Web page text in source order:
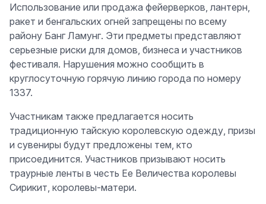
Использование или продажа фейерверков, лантерн,
ракет и бенгальских огней запрещены по всему
району Банг Ламунг. Эти предметы представляют
серьезные риски для домов, бизнеса и участников
фестиваля. Нарушения можно сообщить в
круглосуточную горячую линию города по номеру
1337.
Участникам также предлагается носить
традиционную тайскую королевскую одежду, призы
и сувениры будут предложены тем, кто
присоединится. Участников призывают носить
траурные ленты в честь Ее Величества королевы
Сирикит, королевы-матери.